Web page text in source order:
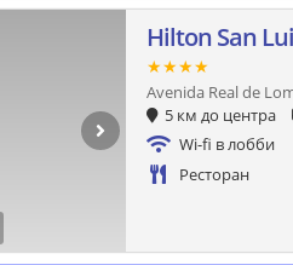
Hilton San
★★★★
Avenida Real de
5 км до центра
Wi-fi в лобби
Ресторан